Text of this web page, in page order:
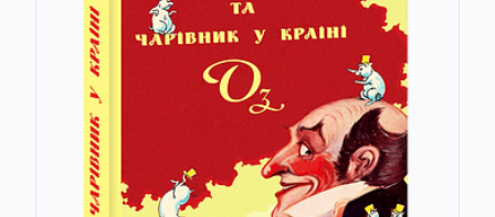
Істини
Історична бібліотека
Історичне досьє
Історичний детектив
Історія людства
Джордж Сорос (George Soros)
Гілберт Кіт Честертон (Gilbert Keith Chesterton)
Джованні Боккаччо (Giovanni Boccaccio)
Ганс Крістіан Андерсен (Hans Christian Andersen)
Гаррієт Єлізабет Бічер Стоу (Harriet Beecher Stowe)
Серкас Хав’єр (Hav'ier-Serkas)